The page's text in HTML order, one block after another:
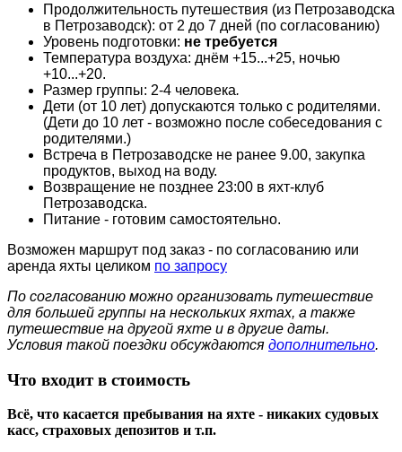
Продолжительность путешествия (из Петрозаводска
в Петрозаводск): от 2 до 7 дней (по согласованию)
Уровень подготовки: не требуется
Температура воздуха: днём +15...+25, ночью
+10...+20.
Размер группы: 2-4 человека.
Дети (от 10 лет) допускаются только с родителями.
(Дети до 10 лет - возможно после собеседования с
родителями.)
Встреча в Петрозаводске не ранее 9.00, закупка
продуктов, выход на воду.
Возвращение не позднее 23:00 в яхт-клуб
Петрозаводска.
Питание - готовим самостоятельно.
Возможен маршрут под заказ - по согласованию или
аренда яхты целиком по запросу
По согласованию можно организовать путешествие
для большей группы на нескольких яхтах, а также
путешествие на другой яхте и в другие даты.
Условия такой поездки обсуждаются дополнительно.
Что входит в стоимость
Всё, что касается пребывания на яхте - никаких судовых
касс, страховых депозитов и т.п.